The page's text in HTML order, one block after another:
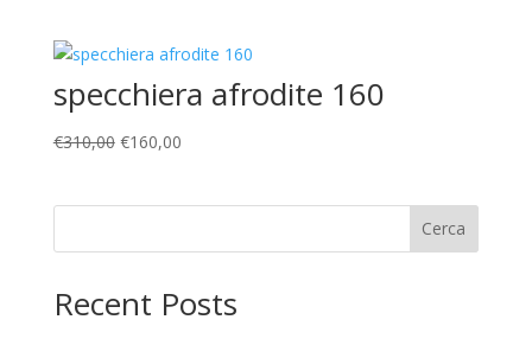
era:
€4.800,00.
è:
€1.500,00.
specchiera afrodite 160
€310,00 Il
€310,00.
€160,00Il
€160,00.
Cerca
Recent Posts